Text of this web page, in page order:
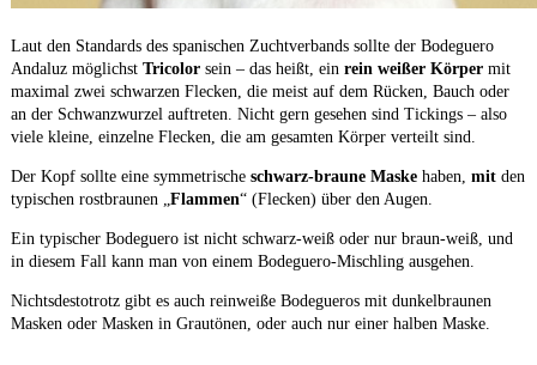
Laut den Standards des spanischen Zuchtverbands sollte der Bodeguero
Andaluz möglichst Tricolor sein – das heißt, ein rein weißer Körper mit
maximal zwei schwarzen Flecken, die meist auf dem Rücken, Bauch oder
an der Schwanzwurzel auftreten. Nicht gern gesehen sind Tickings – also
viele kleine, einzelne Flecken, die am gesamten Körper verteilt sind.
Der Kopf sollte eine symmetrische schwarz-braune Maske haben, mit den
typischen rostbraunen „Flammen“ (Flecken) über den Augen.
Ein typischer Bodeguero ist nicht schwarz-weiß oder nur braun-weiß, und
in diesem Fall kann man von einem Bodeguero-Mischling ausgehen.
Nichtsdestotrotz gibt es auch reinweiße Bodegueros mit dunkelbraunen
Masken oder Masken in Grautönen, oder auch nur einer halben Maske.